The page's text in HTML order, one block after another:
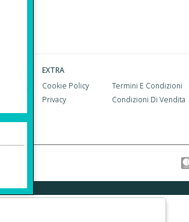
EXTRA
Cookie Policy
Privacy
Termini E Condizioni
Condizioni Di Vendita